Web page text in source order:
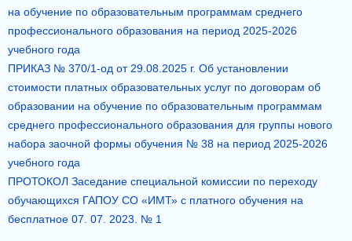
на обучение по образовательным программам среднего
профессионального образования на период 2025-2026
учебного года
ПРИКАЗ № 370/1-од от 29.08.2025 г. Об установлении
стоимости платных образовательных услуг по договорам об
образовании на обучение по образовательным программам
среднего профессионального образования для группы нового
набора заочной формы обучения № 38 на период 2025-2026
учебного года
ПРОТОКОЛ Заседание специальной комиссии по переходу
обучающихся ГАПОУ СО «ИМТ» с платного обучения на
бесплатное 07. 07. 2023. № 1